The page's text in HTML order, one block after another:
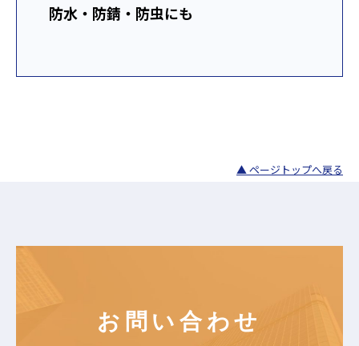
防水・防錆・防虫にも
▲ ページトップへ戻る
お問い合わせ